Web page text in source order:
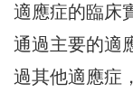
適應症的臨床
通過主要的適
過其他適應症